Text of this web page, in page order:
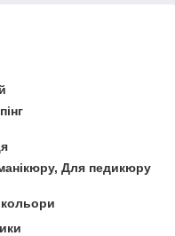
Для педикюру
кольори